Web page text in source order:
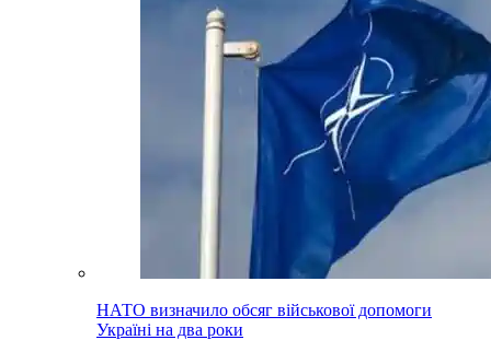
НАТО визначило обсяг військової допомоги
Україні на два роки